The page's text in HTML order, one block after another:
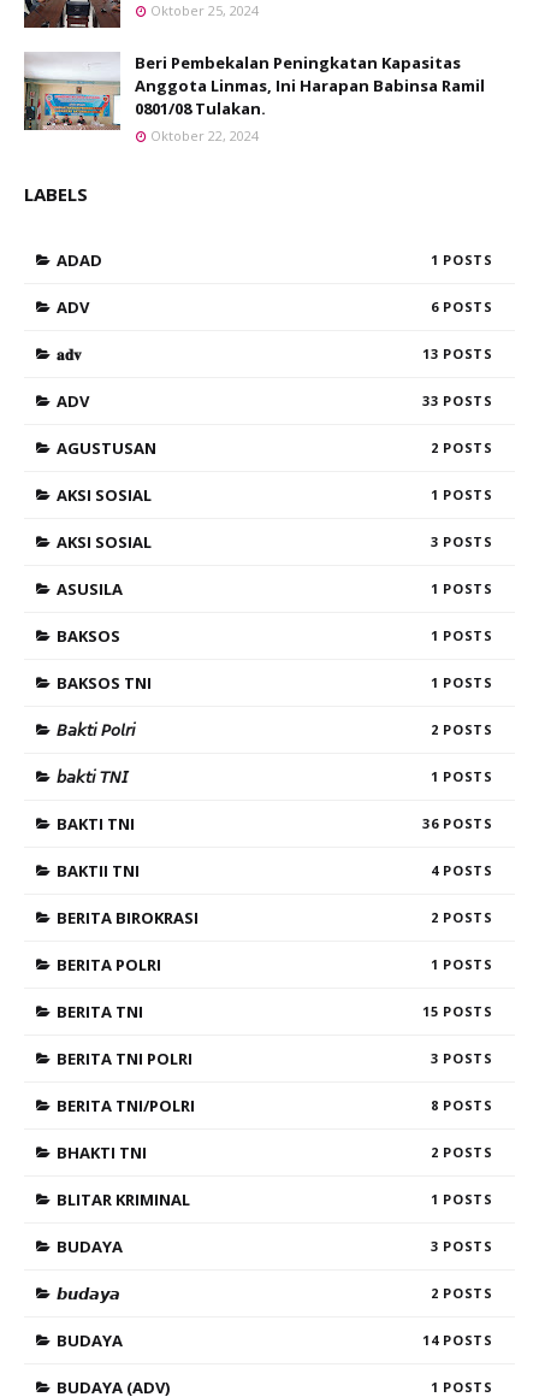
Oktober 25, 2024
Beri Pembekalan Peningkatan Kapasitas
Anggota Linmas, Ini Harapan Babinsa Ramil
0801/08 Tulakan.
Oktober 22, 2024
LABELS
ADAD 1
ADV 6
𝐚𝐝𝐯 13
ADV 33
AGUSTUSAN 2
AKSI SOSIAL 1
AKSI SOSIAL 3
ASUSILA 1
BAKSOS 1
BAKSOS TNI 1
𝘉𝘢𝘬𝘵𝘪 𝘗𝘰𝘭𝘳𝘪 2
𝘣𝘢𝘬𝘵𝘪 𝘛𝘕𝘐 1
BAKTI TNI 36
BAKTII TNI 4
BERITA BIROKRASI 2
BERITA POLRI 1
BERITA TNI 15
BERITA TNI POLRI 3
BERITA TNI/POLRI 8
BHAKTI TNI 2
BLITAR KRIMINAL 1
BUDAYA 3
𝙗𝙪𝙙𝙖𝙮𝙖 2
BUDAYA 14
BUDAYA (ADV) 1